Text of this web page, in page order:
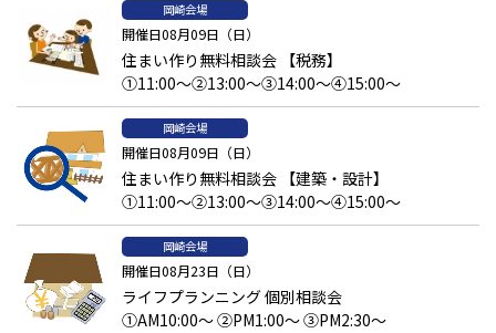
岡崎会場
開催日08月09日（日）
住まい作り無料相談会 【税務】
①11:00～②13:00～③14:00～④15:00～
岡崎会場
開催日08月09日（日）
住まい作り無料相談会 【建築・設計】
①11:00～②13:00～③14:00～④15:00～
岡崎会場
開催日08月23日（日）
ライフプランニング 個別相談会
①AM10:00～ ②PM1:00～ ③PM2:30～